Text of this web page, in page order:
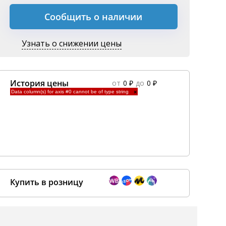
Сообщить о наличии
Узнать о снижении цены
История цены от 0 ₽ до 0 ₽
Data column(s) for axis #0 cannot be of type string ×
Купить в розницу